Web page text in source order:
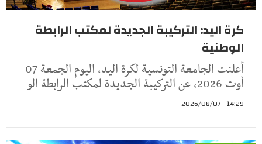
كرة اليد: التركيبة الجديدة لمكتب الرابطة
الوطنية
أعلنت الجامعة التونسية لكرة اليد، اليوم الجمعة 07
أوت 2026، عن التركيبة الجديدة لمكتب الرابطة الو
14:29 - 2026/08/07